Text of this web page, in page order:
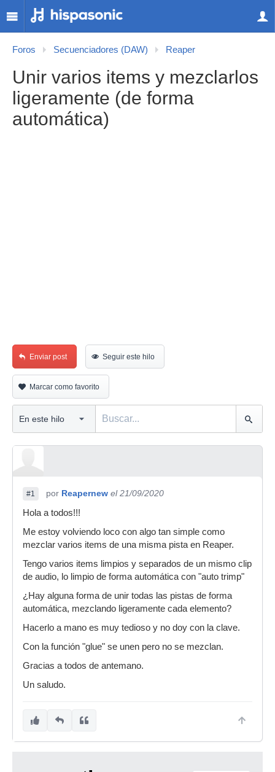
Foros Secuenciadores (DAW) Reaper
Unir varios items y mezclarlos
ligeramente (de forma
automática)
Enviar post Seguir este hilo
Marcar como favorito
#1 por Reapernew el 21/09/2020
Hola a todos!!!
Me estoy volviendo loco con algo tan simple como
mezclar varios items de una misma pista en Reaper.
Tengo varios items limpios y separados de un mismo clip
de audio, lo limpio de forma automática con "auto trimp"
¿Hay alguna forma de unir todas las pistas de forma
automática, mezclando ligeramente cada elemento?
Hacerlo a mano es muy tedioso y no doy con la clave.
Con la función "glue" se unen pero no se mezclan.
Gracias a todos de antemano.
Un saludo.